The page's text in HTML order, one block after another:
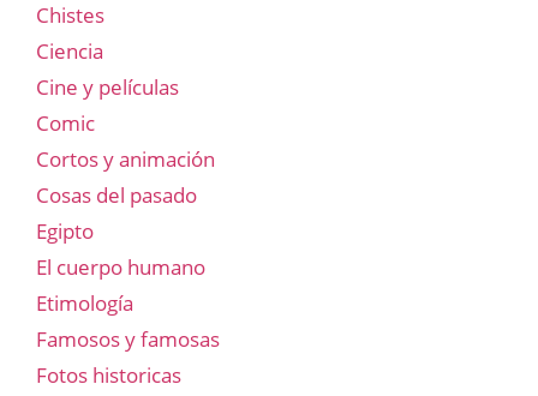
Chistes
Ciencia
Cine y películas
Comic
Cortos y animación
Cosas del pasado
Egipto
El cuerpo humano
Etimología
Famosos y famosas
Fotos historicas